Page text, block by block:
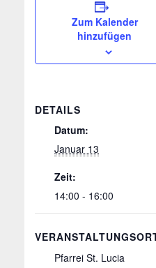
Zum Kalender
hinzufügen
DETAILS
Datum:
Januar 13
Zeit:
14:00 - 16:00
Pfarrei St. Lucia